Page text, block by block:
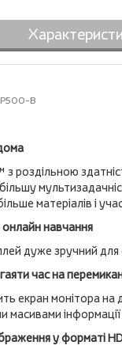
B
роздільною
матеріалів і
навчання
дуже зручний для
час на
екран монітора
масивами
у форматі